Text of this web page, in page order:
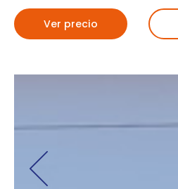
Ver precio